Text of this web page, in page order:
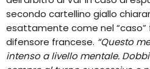
secondo cartellino giallo
esattamente come nel “caso”
difensore francese. “Questo
intenso a livello mentale.